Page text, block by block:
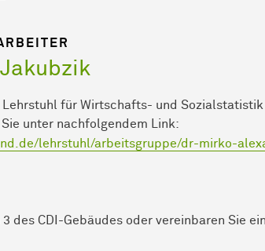
für Wirtschafts- und Sozialstatistik
unter nachfolgendem Link:
lehrstuhl/arbeitsgruppe/dr-mirko-
des CDI-Gebäudes oder vereinbaren Sie